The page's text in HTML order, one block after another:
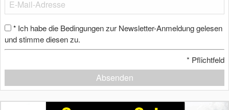
* Ich habe die Bedingungen zur Newsletter-Anmeldung gelesen
und stimme diesen zu.
* Pflichtfeld
Absenden